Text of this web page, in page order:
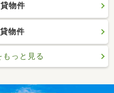
物件
物件
もっと見る